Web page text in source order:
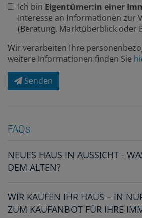
Ich bin Eigentümer:in einer
Interesse an Informationen zur
(Beratung, Marktüberblick oder
Wir verarbeiten Ihre
weitere Informationen finden Sie
Senden
FAQs
NEUES HAUS IN AUSSICHT -
DEM ALTEN?
WIR KAUFEN IHR HAUS – IN
ZUM KAUFANBOT FÜR IHRE